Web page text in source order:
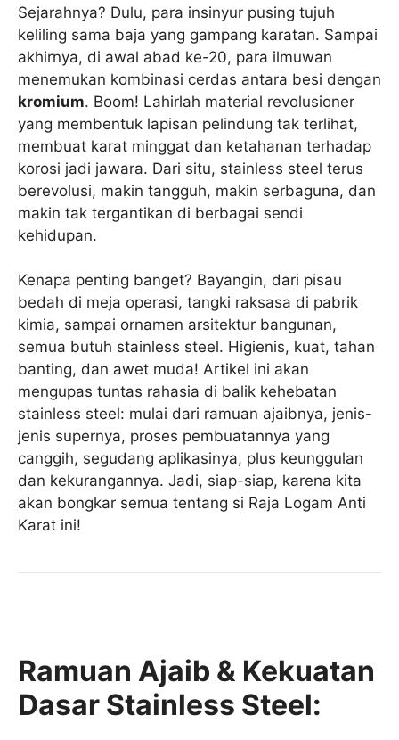
Sejarahnya? Dulu, para insinyur pusing tujuh
keliling sama baja yang gampang karatan. Sampai
akhirnya, di awal abad ke-20, para ilmuwan
menemukan kombinasi cerdas antara besi dengan
kromium. Boom! Lahirlah material revolusioner
yang membentuk lapisan pelindung tak terlihat,
membuat karat minggat dan ketahanan terhadap
korosi jadi jawara. Dari situ, stainless steel terus
berevolusi, makin tangguh, makin serbaguna, dan
makin tak tergantikan di berbagai sendi
kehidupan.
Kenapa penting banget? Bayangin, dari pisau
bedah di meja operasi, tangki raksasa di pabrik
kimia, sampai ornamen arsitektur bangunan,
semua butuh stainless steel. Higienis, kuat, tahan
banting, dan awet muda! Artikel ini akan
mengupas tuntas rahasia di balik kehebatan
stainless steel: mulai dari ramuan ajaibnya, jenis-
jenis supernya, proses pembuatannya yang
canggih, segudang aplikasinya, plus keunggulan
dan kekurangannya. Jadi, siap-siap, karena kita
akan bongkar semua tentang si Raja Logam Anti
Karat ini!
Ramuan Ajaib & Kekuatan
Dasar Stainless Steel: